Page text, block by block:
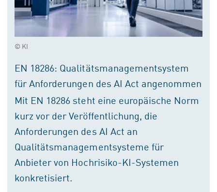
© KI
EN 18286: Qualitätsmanagementsystem
für Anforderungen des AI Act angenommen
Mit EN 18286 steht eine europäische Norm
kurz vor der Veröffentlichung, die
Anforderungen des AI Act an
Qualitätsmanagementsysteme für
Anbieter von Hochrisiko-KI-Systemen
konkretisiert.